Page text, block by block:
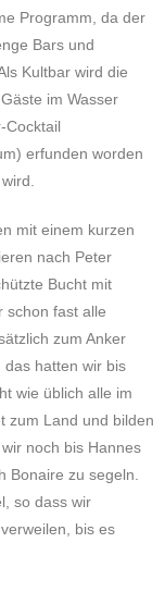
Programm, da der
Bars und
Kultbar wird die
im Wasser
Cocktail
erfunden worden
mit einem kurzen
nach Peter
Bucht mit
schon fast alle
zum Anker
das hatten wir bis
wie üblich alle im
zum Land und bilden
noch bis Hannes
Bonaire zu segeln.
so dass wir
bis es